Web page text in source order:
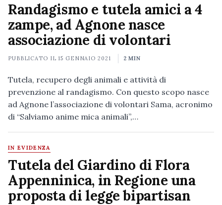
Randagismo e tutela amici a 4
zampe, ad Agnone nasce
associazione di volontari
PUBBLICATO IL15 GENNAIO 2021 2 MIN
Tutela, recupero degli animali e attività di
prevenzione al randagismo. Con questo scopo nasce
ad Agnone l’associazione di volontari Sama, acronimo
di “Salviamo anime mica animali”,…
IN EVIDENZA
Tutela del Giardino di Flora
Appenninica, in Regione una
proposta di legge bipartisan